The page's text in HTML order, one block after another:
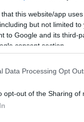
that this website/app
but not limited
to Google and its third-
consent section.
Data Processing Opt
opt-out of the Sharing of